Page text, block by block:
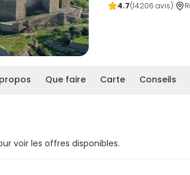
4.7(14206 avis)
Que faire Carte Conseils
voir les offres disponibles.